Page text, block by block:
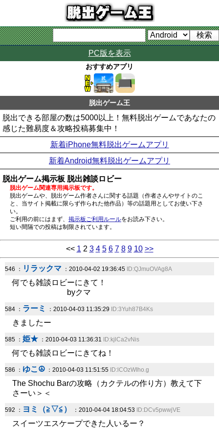
PC版を表示
おすすめアプリ
脱出ゲーム王
脱出できる部屋の数は5000以上！無料脱出ゲームであなたの
感じた難易度＆攻略投稿募集中！
新着iPhone無料脱出ゲームアプリ
新着Android無料脱出ゲームアプリ
脱出ゲーム掲示板 脱出雑談ロビー
脱出ゲーム関連専用掲示板です。
脱出ゲームや、脱出ゲーム作者さんに関する話題（作者さんやサイトのこ
と、当サイト掲載に限らず作られた他作品）等の話題用としてお使い下さ
い。
ご利用の前にはまず、 掲示板ご利用ルールをお読み下さい。
短い間隔での投稿は制限されています。
<< 1 2 3 4 5 6 7 8 9 10 >>
546 ： リラックマ ：2010-04-02 19:36:45 ID:QJmuOVAg8A
何でも雑談ロビーにきて！
byクマ
584 ： ラーミ ：2010-04-03 11:35:29 ID:3Yuh87B4Ks
きましたー
585 ： 姫★ ：2010-04-03 11:36:31 ID:kjlCa2vNis
何でも雑談ロビーにきてね！
586 ： ゆこ☮ ：2010-04-03 11:51:55 ID:lCOzWIho.g
The Shochu Barの攻略（カクテルの作り方）教えて下
さーい＞＜
592 ： ヨミ（≧▽≦） ：2010-04-04 18:04:53 ID:DCv5pwwjVE
スイーツエスケープできた人いるー？